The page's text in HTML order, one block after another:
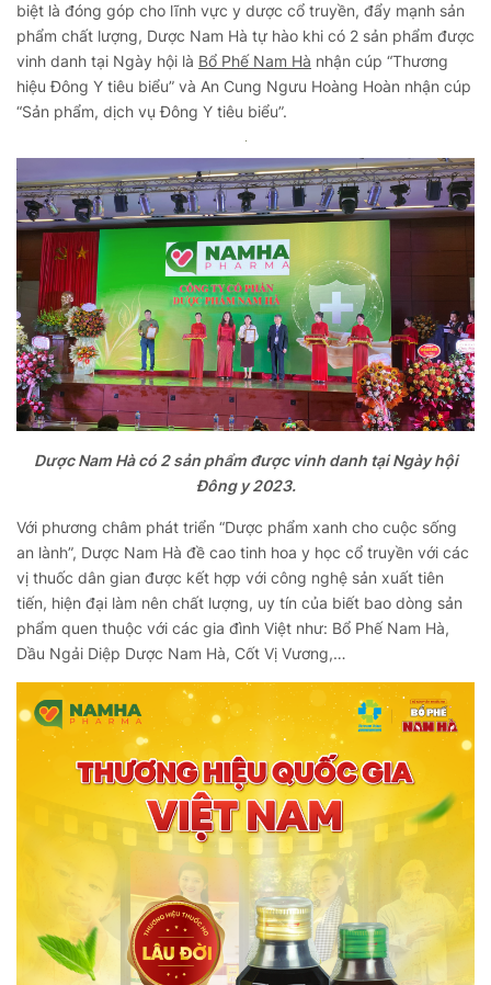
biệt là đóng góp cho lĩnh vực y dược cổ truyền, đẩy mạnh sản
phẩm chất lượng, Dược Nam Hà tự hào khi có 2 sản phẩm được
vinh danh tại Ngày hội là Bổ Phế Nam Hà nhận cúp “Thương
hiệu Đông Y tiêu biểu” và An Cung Ngưu Hoàng Hoàn nhận cúp
“Sản phẩm, dịch vụ Đông Y tiêu biểu”.
Dược Nam Hà có 2 sản phẩm được vinh danh tại Ngày hội
Đông y 2023.
Với phương châm phát triển “Dược phẩm xanh cho cuộc sống
an lành”, Dược Nam Hà đề cao tinh hoa y học cổ truyền với các
vị thuốc dân gian được kết hợp với công nghệ sản xuất tiên
tiến, hiện đại làm nên chất lượng, uy tín của biết bao dòng sản
phẩm quen thuộc với các gia đình Việt như: Bổ Phế Nam Hà,
Dầu Ngải Diệp Dược Nam Hà, Cốt Vị Vương,…